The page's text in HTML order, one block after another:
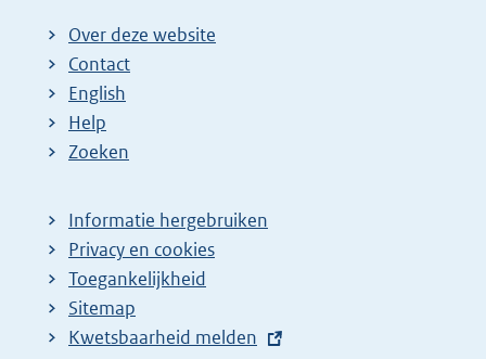
Over deze website
Contact
English
Help
Zoeken
Informatie hergebruiken
Privacy en cookies
Toegankelijkheid
Sitemap
E
Kwetsbaarheid melden